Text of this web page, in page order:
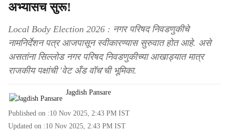
अभ्यासच सुरू!
Local Body Election 2026 : नगर परिषद निवडणुकीचे
नामनिर्देशन पत्र आजपासून स्वीकारण्यास सुरुवात होत आहे. असे
असतांना सिल्लोड नगर परिषद निवडणुकीच्या आखाड्यात मात्र
राजकीय पक्षांची 'वेट अँड वॉच'ची भूमिका.
Jagdish Pansare
Published on :10 Nov 2025, 2:43 PM IST
Updated on :10 Nov 2025, 2:43 PM IST